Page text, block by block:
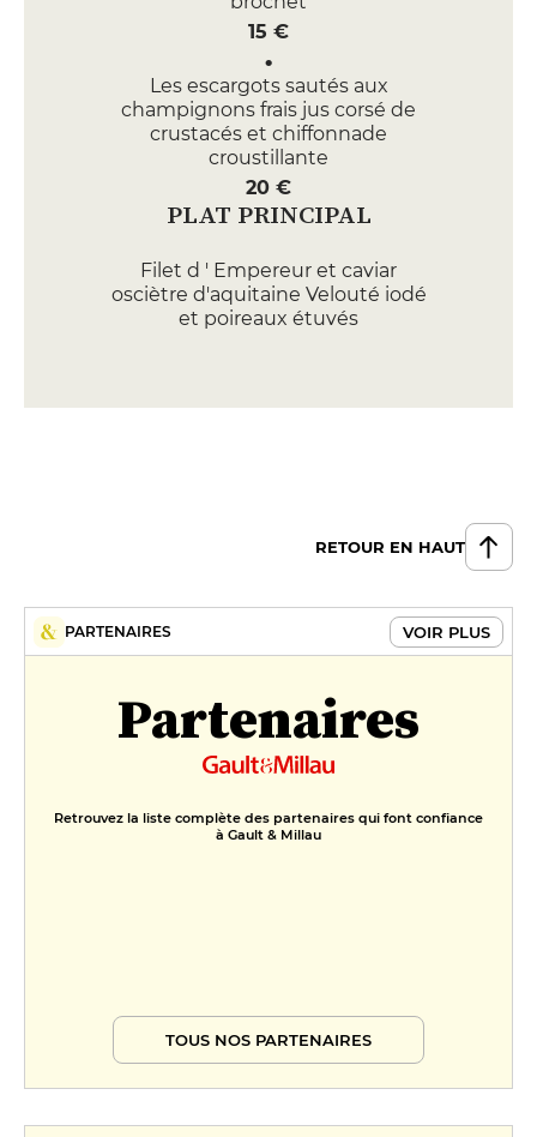
15 €
Les escargots sautés aux
champignons frais jus corsé de
crustacés et chiffonnade
croustillante
20 €
PLAT PRINCIPAL
Filet d ' Empereur et caviar
osciètre d'aquitaine Velouté iodé
et poireaux étuvés
Le Ris de veau « de mon Père »
Délice de chocolat "Excellence"
Crème caramélisée
9 €
FORMULES
Formule
29 €
RETOUR EN HAUT
PARTENAIRES VOIR PLUS
Partenaires
Retrouvez la liste complète des partenaires qui font confiance
à Gault & Millau
TOUS NOS PARTENAIRES